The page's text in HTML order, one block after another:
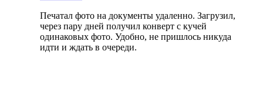
Печатал фото на документы удаленно. Загрузил,
через пару дней получил конверт с кучей
одинаковых фото. Удобно, не пришлось никуда
идти и ждать в очереди.